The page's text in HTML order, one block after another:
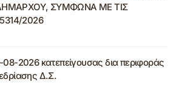
ΣΥΜΦΩΝΑ ΜΕ ΤΙΣ
2026
2026 κατεπείγουσας δια περιφοράς
Δ.Σ.